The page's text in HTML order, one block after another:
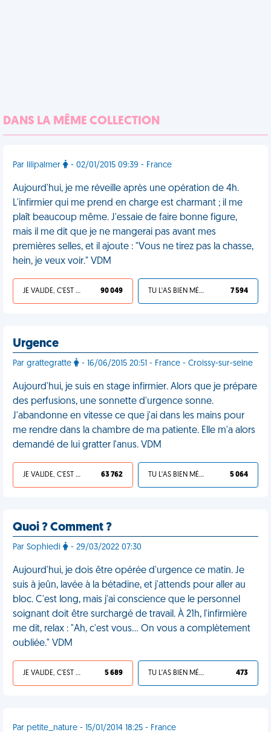
DANS LA MÊME COLLECTION
Par lilipalmer - 02/01/2015 09:39 - France
Aujourd'hui, je me réveille après une opération de 4h.
L'infirmier qui me prend en charge est charmant ; il me
plaît beaucoup même. J'essaie de faire bonne figure,
mais il me dit que je ne mangerai pas avant mes
premières selles, et il ajoute : "Vous ne tirez pas la chasse,
hein, je veux voir." VDM
JE VALIDE, C'EST UNE VDM 90 049 TU L'AS BIEN MÉRITÉ 7 594
Urgence
Par grattegratte - 16/06/2015 20:51 - France - Croissy-sur-seine
Aujourd'hui, je suis en stage infirmier. Alors que je prépare
des perfusions, une sonnette d'urgence sonne.
J'abandonne en vitesse ce que j'ai dans les mains pour
me rendre dans la chambre de ma patiente. Elle m'a alors
demandé de lui gratter l'anus. VDM
JE VALIDE, C'EST UNE VDM 63 762 TU L'AS BIEN MÉRITÉ 5 064
Quoi ? Comment ?
Par Sophiedi - 29/03/2022 07:30
Aujourd'hui, je dois être opérée d'urgence ce matin. Je
suis à jeûn, lavée à la bétadine, et j'attends pour aller au
bloc. C'est long, mais j'ai conscience que le personnel
soignant doit être surchargé de travail. À 21h, l'infirmière
me dit, relax : "Ah, c'est vous… On vous a complètement
oubliée." VDM
JE VALIDE, C'EST UNE VDM 5 689 TU L'AS BIEN MÉRITÉ 473
Par petite_nature - 15/01/2014 18:25 - France